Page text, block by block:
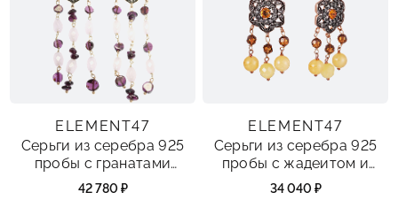
ELEMENT47
Серьги из серебра 925
пробы с гранатами
выращенными,
фианитами и ювелирным
42 780 ₽
ELEMENT47
Серьги из серебра 925
пробы с жадеитом и
фианитами
34 040 ₽